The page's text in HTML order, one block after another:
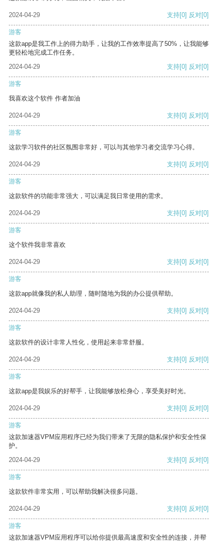
2024-04-29 支持[0] 反对[0]
游客
这款app是我工作上的得力助手，让我的工作效率提高了50%，让我能够
更轻松地完成工作任务。
2024-04-29
支持[0] 反对[0]
游客
我喜欢这个软件 作者加油
2024-04-29 支持[0] 反对[0]
游客
这款学习软件的社区氛围非常好，可以与其他学习者交流学习心得。
2024-04-29 支持[0] 反对[0]
游客
这款软件的功能非常强大，可以满足我日常使用的需求。
2024-04-29 支持[0] 反对[0]
游客
这个软件我非常喜欢
2024-04-29 支持[0] 反对[0]
游客
这款app就像我的私人助理，随时随地为我的办公提供帮助。
2024-04-29 支持[0] 反对[0]
游客
这款软件的设计非常人性化，使用起来非常舒服。
2024-04-29 支持[0] 反对[0]
游客
这款app是我娱乐的好帮手，让我能够放松身心，享受美好时光。
2024-04-29 支持[0] 反对[0]
游客
这款加速器VPM应用程序已经为我们带来了无限的隐私保护和安全性保
护。
2024-04-29
支持[0] 反对[0]
游客
这款软件非常实用，可以帮助我解决很多问题。
2024-04-29 支持[0] 反对[0]
游客
这款加速器VPM应用程序可以给你提供最高速度和安全性的连接，并帮